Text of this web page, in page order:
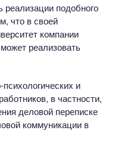
подобного
что в своей
компании
реализовать
и
в частности,
деловой переписке
коммуникации в